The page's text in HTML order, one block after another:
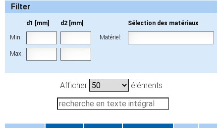
Filter
d1 [mm] d2 [mm]
Min:
Max:
Sélection des matériaux
Matériel:
Afficher éléments